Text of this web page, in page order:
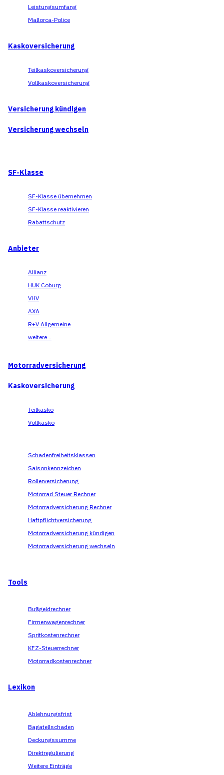
Leistungsumfang
Mallorca-Police
Kaskoversicherung
Teilkaskoversicherung
Vollkaskoversicherung
Versicherung kündigen
Versicherung wechseln
SF-Klasse
SF-Klasse übernehmen
SF-Klasse reaktivieren
Rabattschutz
Anbieter
Allianz
HUK Coburg
VHV
AXA
R+V Allgemeine
weitere...
Motorradversicherung
Kaskoversicherung
Teilkasko
Vollkasko
Schadenfreiheitsklassen
Saisonkennzeichen
Rollerversicherung
Motorrad Steuer Rechner
Motorradversicherung Rechner
Haftpflichtversicherung
Motorradversicherung kündigen
Motorradversicherung wechseln
Tools
Bußgeldrechner
Firmenwagenrechner
Spritkostenrechner
KFZ-Steuerrechner
Motorradkostenrechner
Lexikon
Ablehnungsfrist
Bagatellschaden
Deckungssumme
Direktregulierung
Weitere Einträge